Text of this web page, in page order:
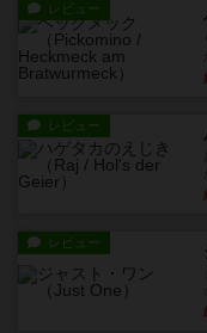
レビュー
レビュー
レビュー